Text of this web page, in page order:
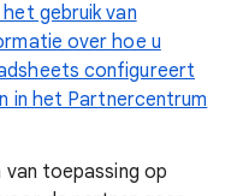
gebruik van
over hoe u
configureert
in het Partnercentrum
van toepassing op